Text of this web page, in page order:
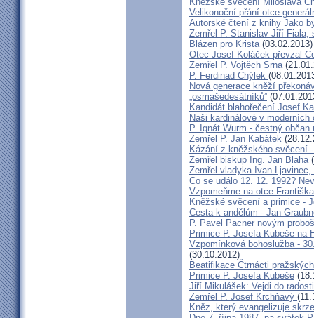
Velikonoční přání otce
Autorské čtení z knihy Jako
Zemřel P. Stanislav Jiří Fiala,
Blázen pro Krista(03.02.2013)
Otec Josef Koláček převzal
Zemřel P. Vojtěch Srna
P. Ferdinad Chýlek
Nová generace kněží
„osmašedesátníků”
Kandidát blahořečení Josef
Naši kardinálové v
P. Ignát Wurm - čestný
Zemřel P. Jan Kabátek
Kázání z kněžského svěcení
Zemřel biskup Ing. Jan Blaha
Zemřel vladyka Ivan
Co se událo 12. 12. 1992?
Vzpomeňme na otce
Kněžské svěcení a primice -
Cesta k andělům - Jan
P. Pavel Pacner novým
Primice P. Josefa Kubeše na
Vzpomínková bohoslužba -
(30.10.2012)
Beatifikace Čtrnácti
Primice P. Josefa Kubeše
Jiří Mikulášek: Vejdi do
Zemřel P. Josef Krchňavý
Kněz, který evangelizuje